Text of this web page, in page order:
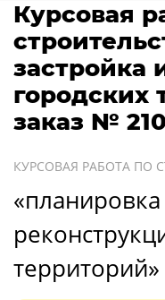
Курсовая
застройка
городских
заказ №
КУРСОВАЯ РАБОТА ПО
территорий»